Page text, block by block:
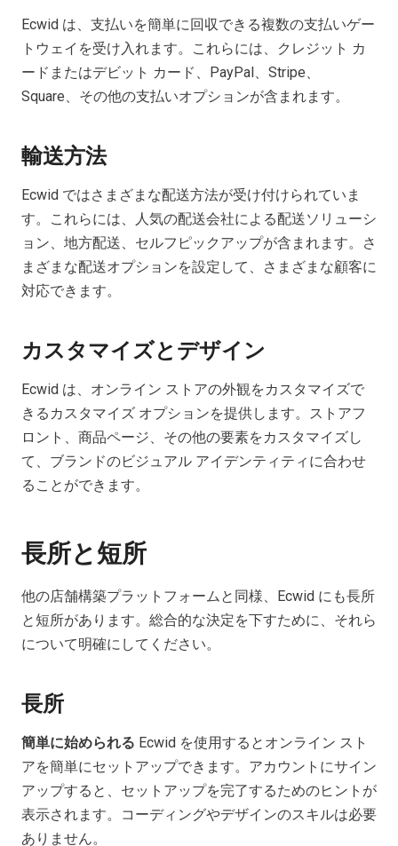
Ecwid は、支払いを簡単に回収できる複数の支払いゲー
トウェイを受け入れます。これらには、クレジット カ
ードまたはデビット カード、PayPal、Stripe、
Square、その他の支払いオプションが含まれます。
輸送方法
Ecwid ではさまざまな配送方法が受け付けられていま
す。これらには、人気の配送会社による配送ソリューシ
ョン、地方配送、セルフピックアップが含まれます。さ
まざまな配送オプションを設定して、さまざまな顧客に
対応できます。
カスタマイズとデザイン
Ecwid は、オンライン ストアの外観をカスタマイズで
きるカスタマイズ オプションを提供します。ストアフ
ロント、商品ページ、その他の要素をカスタマイズし
て、ブランドのビジュアル アイデンティティに合わせ
ることができます。
長所と短所
他の店舗構築プラットフォームと同様、Ecwid にも長所
と短所があります。総合的な決定を下すために、それら
について明確にしてください。
長所
簡単に始められる Ecwid を使用するとオンライン スト
アを簡単にセットアップできます。アカウントにサイン
アップすると、セットアップを完了するためのヒントが
表示されます。コーディングやデザインのスキルは必要
ありません。